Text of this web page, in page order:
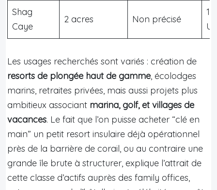
Shag
Caye
2 acres Non précisé
1
Les usages recherchés sont variés : création de
resorts de plongée haut de gamme, écolodges
marins, retraites privées, mais aussi projets plus
ambitieux associant marina, golf, et villages de
vacances. Le fait que l’on puisse acheter “clé en
main” un petit resort insulaire déjà opérationnel
près de la barrière de corail, ou au contraire une
grande île brute à structurer, explique l’attrait de
cette classe d’actifs auprès des family offices,